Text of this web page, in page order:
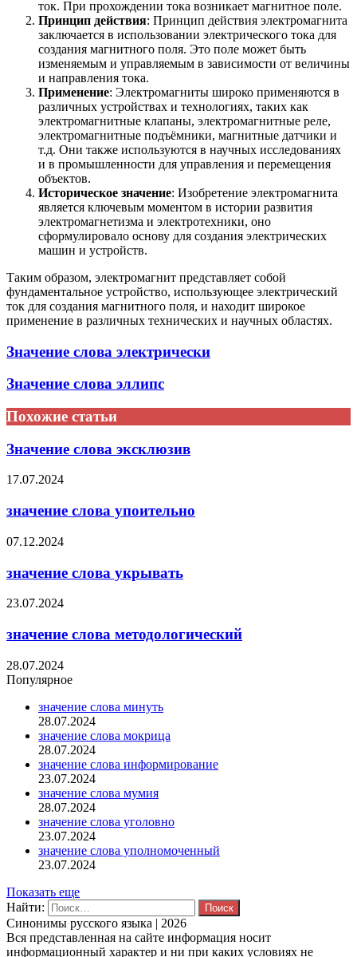
ток. При прохождении тока возникает магнитное поле.
Принцип действия: Принцип действия электромагнита
заключается в использовании электрического тока для
создания магнитного поля. Это поле может быть
изменяемым и управляемым в зависимости от величины
и направления тока.
Применение: Электромагниты широко применяются в
различных устройствах и технологиях, таких как
электромагнитные клапаны, электромагнитные реле,
электромагнитные подъёмники, магнитные датчики и
т.д. Они также используются в научных исследованиях
и в промышленности для управления и перемещения
объектов.
Историческое значение: Изобретение электромагнита
является ключевым моментом в истории развития
электромагнетизма и электротехники, оно
сформулировало основу для создания электрических
машин и устройств.
Таким образом, электромагнит представляет собой
фундаментальное устройство, использующее электрический
ток для создания магнитного поля, и находит широкое
применение в различных технических и научных областях.
Значение слова электрически
Значение слова эллипс
Похожие статьи
Значение слова эксклюзив
17.07.2024
значение слова упоительно
07.12.2024
значение слова укрывать
23.07.2024
значение слова методологический
28.07.2024
Популярное
значение слова минуть
28.07.2024
значение слова мокрица
28.07.2024
значение слова информирование
23.07.2024
значение слова мумия
28.07.2024
значение слова уголовно
23.07.2024
значение слова уполномоченный
23.07.2024
Показать еще
Найти:
Синонимы русского языка | 2026
Вся представленная на сайте информация носит
информационный характер и ни при каких условиях не